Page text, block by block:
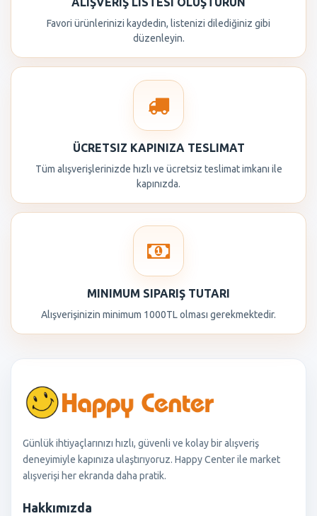
Favori ürünlerinizi kaydedin, listenizi dilediğiniz gibi
düzenleyin.
ÜCRETSIZ KAPINIZA TESLIMAT
Tüm alışverişlerinizde hızlı ve ücretsiz teslimat imkanı ile
kapınızda.
MINIMUM SIPARIŞ TUTARI
Alışverişinizin minimum 1000TL olması gerekmektedir.
Günlük ihtiyaçlarınızı hızlı, güvenli ve kolay bir alışveriş
deneyimiyle kapınıza ulaştırıyoruz. Happy Center ile market
alışverişi her ekranda daha pratik.
Hakkımızda